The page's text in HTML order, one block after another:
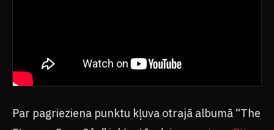
Par pagrieziena punktu kļuva otrajā albumā “The